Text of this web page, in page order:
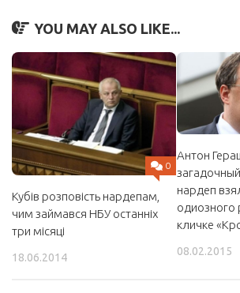
YOU MAY ALSO LIKE...
0
Кубів розповість нардепам,
чим займався НБУ останніх
три місяці
18.06.2014
Антон
нардеп
одиозного
кличке
08.02.2015